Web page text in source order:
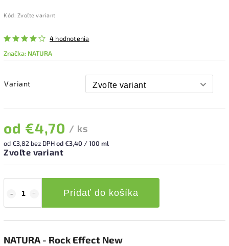
Kód: Zvoľte variant
4 hodnotenia
Značka: NATURA
Variant
od €4,70 / ks
od€3,82 bez DPHod €3,40 / 100 ml
Zvoľte variant
Pridať do košíka
NATURA - Rock Effect New